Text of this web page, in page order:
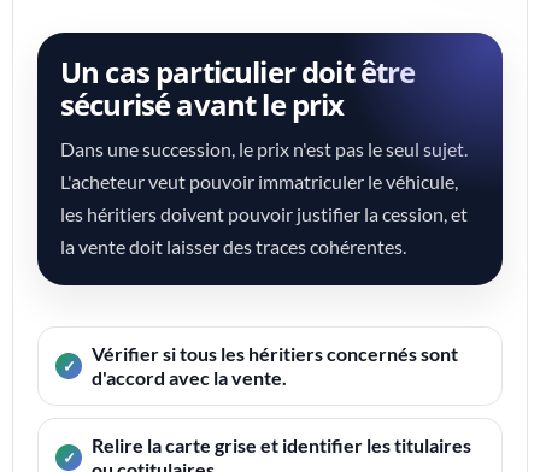
Un cas particulier doit être
sécurisé avant le prix
Dans une succession, le prix n'est pas le seul sujet.
L'acheteur veut pouvoir immatriculer le véhicule,
les héritiers doivent pouvoir justifier la cession, et
la vente doit laisser des traces cohérentes.
Vérifier si tous les héritiers concernés sont
d'accord avec la vente.
Relire la carte grise et identifier les titulaires